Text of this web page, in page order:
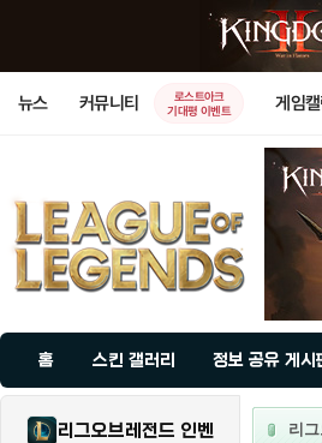
뉴스 커뮤니티
로스트아크
기대평 이벤트
게임
홈 스킨 갤러리 정보 공유 게시
리그오브레전드 인벤 리